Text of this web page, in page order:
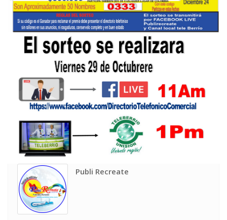
Publi Recreate